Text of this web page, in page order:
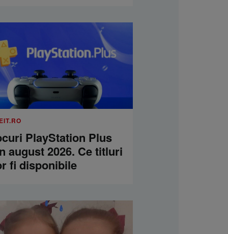
PlayStation Plus
august 2026. Ce titluri
fi disponibile